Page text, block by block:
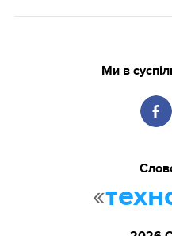
Ми в
«